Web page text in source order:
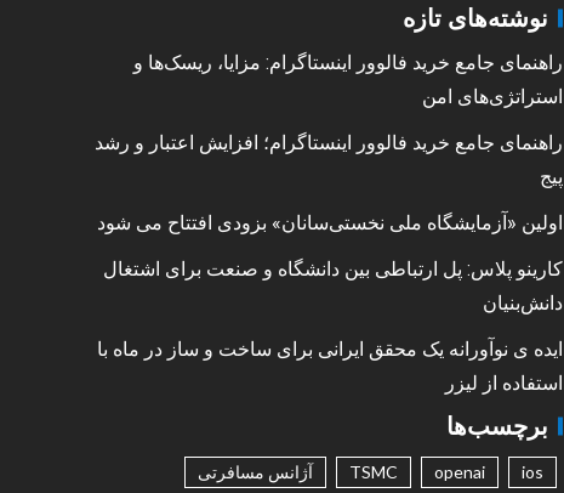
نوشته‌های تازه
راهنمای جامع خرید فالوور اینستاگرام: مزایا، ریسک‌ها و
استراتژی‌های امن
راهنمای جامع خرید فالوور اینستاگرام؛ افزایش اعتبار و رشد
پیج
اولین «آزمایشگاه ملی نخستی‌سانان» بزودی افتتاح می شود
کارینو پلاس: پل ارتباطی بین دانشگاه و صنعت برای اشتغال
دانش‌بنیان
ایده ی نوآورانه یک محقق ایرانی برای ساخت و ساز در ماه با
استفاده از لیزر
برچسب‌ها
ios
openai
TSMC
آژانس مسافرتی